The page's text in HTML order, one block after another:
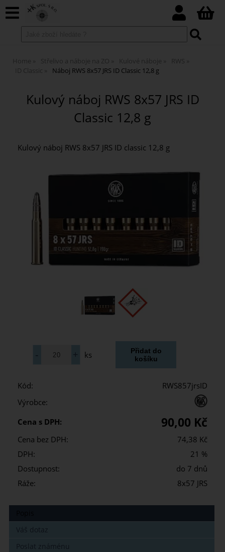
Home Střelivo a náboje na ZO Kulové náboje
RWS
ID Classic
Náboj RWS 8x57 JRS ID Classic 12,8 g
Kulový náboj RWS 8x57 JRS ID
Classic 12,8 g
Kulový náboj RWS 8x57 JRS ID classic 12,8 g
ks
Kód:
RWS857jrsID
Výrobce:
Cena s DPH:
90,00 Kč
Cena bez DPH:
74,38 Kč
DPH:
21 %
Dostupnost:
do 7 dnů
Ráže:
8x57 JRS
Váš dotaz
Poslat známénu